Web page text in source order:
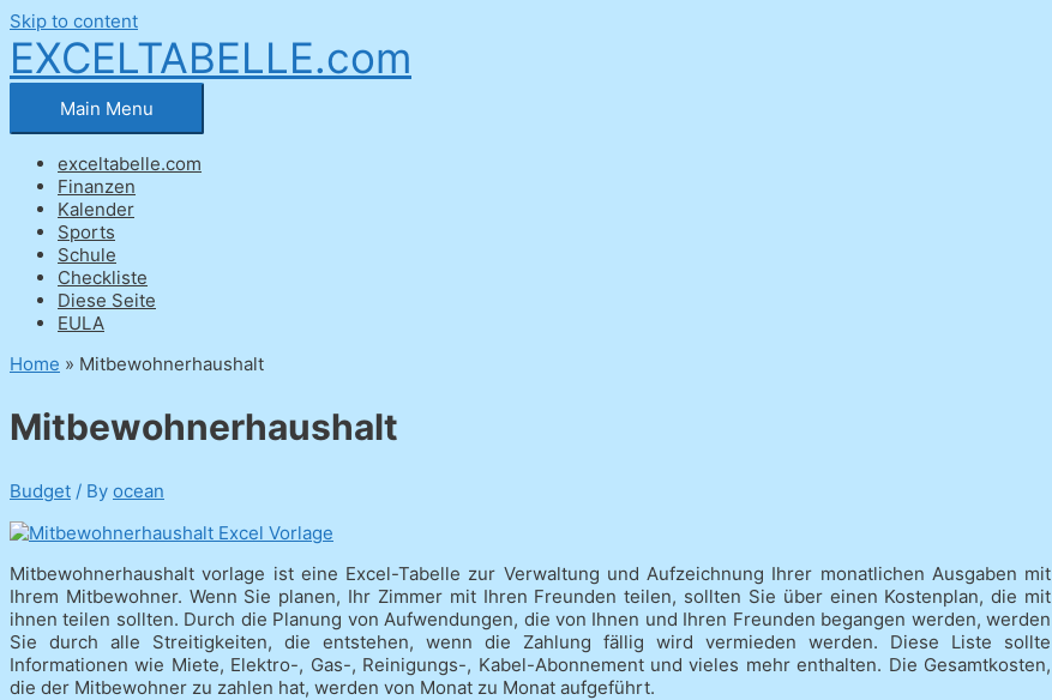
Skip to content
EXCELTABELLE.com
Main Menu
exceltabelle.com
Finanzen
Kalender
Sports
Schule
Checkliste
Diese Seite
EULA
Home » Mitbewohnerhaushalt
Mitbewohnerhaushalt
Budget / By ocean
Mitbewohnerhaushalt vorlage ist eine Excel-Tabelle zur Verwaltung und Aufzeichnung Ihrer monatlichen Ausgaben mit
Ihrem Mitbewohner. Wenn Sie planen, Ihr Zimmer mit Ihren Freunden teilen, sollten Sie über einen Kostenplan, die mit
ihnen teilen sollten. Durch die Planung von Aufwendungen, die von Ihnen und Ihren Freunden begangen werden, werden
Sie durch alle Streitigkeiten, die entstehen, wenn die Zahlung fällig wird vermieden werden. Diese Liste sollte
Informationen wie Miete, Elektro-, Gas-, Reinigungs-, Kabel-Abonnement und vieles mehr enthalten. Die Gesamtkosten,
die der Mitbewohner zu zahlen hat, werden von Monat zu Monat aufgeführt.